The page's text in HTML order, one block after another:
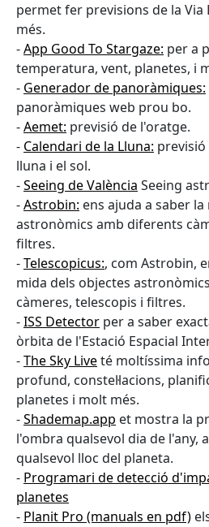
permet fer previsions de la Via
més.
-App Good To Stargaze: per a
temperatura, vent, planetes, i
- Generador de panoràmiques:
panoràmiques web prou bo.
-Aemet: previsió de l'oratge.
- Calendari de la Lluna: previsió
lluna i el sol.
-Seeing de València Seeing
-Astrobin: ens ajuda a saber
astronòmics amb diferents
filtres.
-Telescopicus:, com Astrobin,
mida dels objectes
càmeres, telescopis i filtres.
-ISS Detector per a saber
òrbita de l'Estació Espacial
-The Sky Liveté moltíssima
profund, constel·lacions,
planetes i molt més.
-Shademap.app et mostra la
l'ombra qualsevol dia de l'any,
qualsevol lloc del planeta.
- Programari de detecció
planetes
- Planit Pro (manuals en pdf)